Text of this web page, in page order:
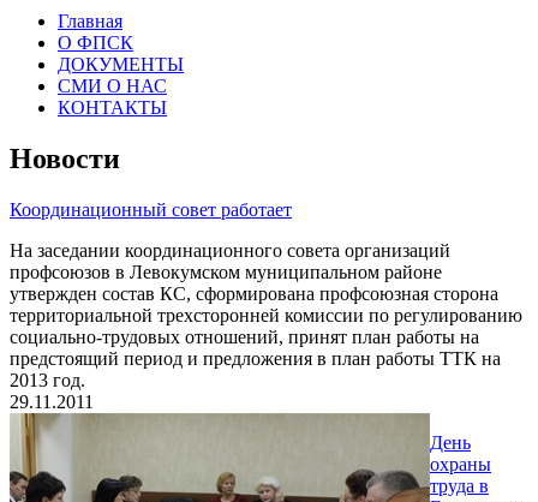
Главная
О ФПСК
ДОКУМЕНТЫ
СМИ О НАС
КОНТАКТЫ
Новости
Координационный совет работает
На заседании координационного совета организаций
профсоюзов в Левокумском муниципальном районе
утвержден состав КС, сформирована профсоюзная сторона
территориальной трехсторонней комиссии по регулированию
социально-трудовых отношений, принят план работы на
предстоящий период и предложения в план работы ТТК на
2013 год.
29.11.2011
День
охраны
труда в